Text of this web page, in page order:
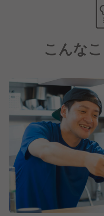
【あなたの努力次第で
運営する各店舗の業績は
今後さらに新しいポス
アアップのチャンスが
きます。
【当社ならではのうれ
ブランドに限らず、全
をご用意。
幅広いジャンルの店舗
ートでお得なお買い物
こんな